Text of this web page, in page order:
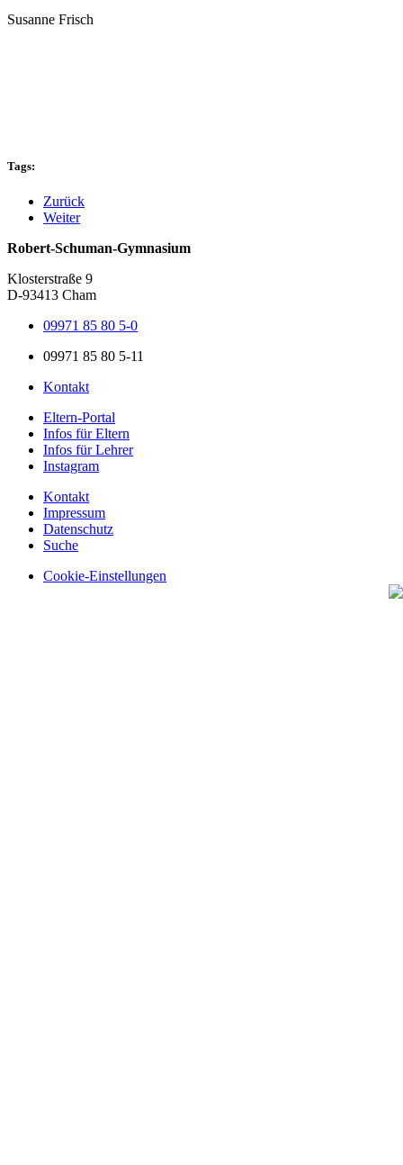
Susanne Frisch
Tags:
Zurück
Weiter
Robert-Schuman-Gymnasium
Klosterstraße 9
D-93413 Cham
09971 85 80 5-0
09971 85 80 5-11
Kontakt
Eltern-Portal
Infos für Eltern
Infos für Lehrer
Instagram
Kontakt
Impressum
Datenschutz
Suche
Cookie-Einstellungen